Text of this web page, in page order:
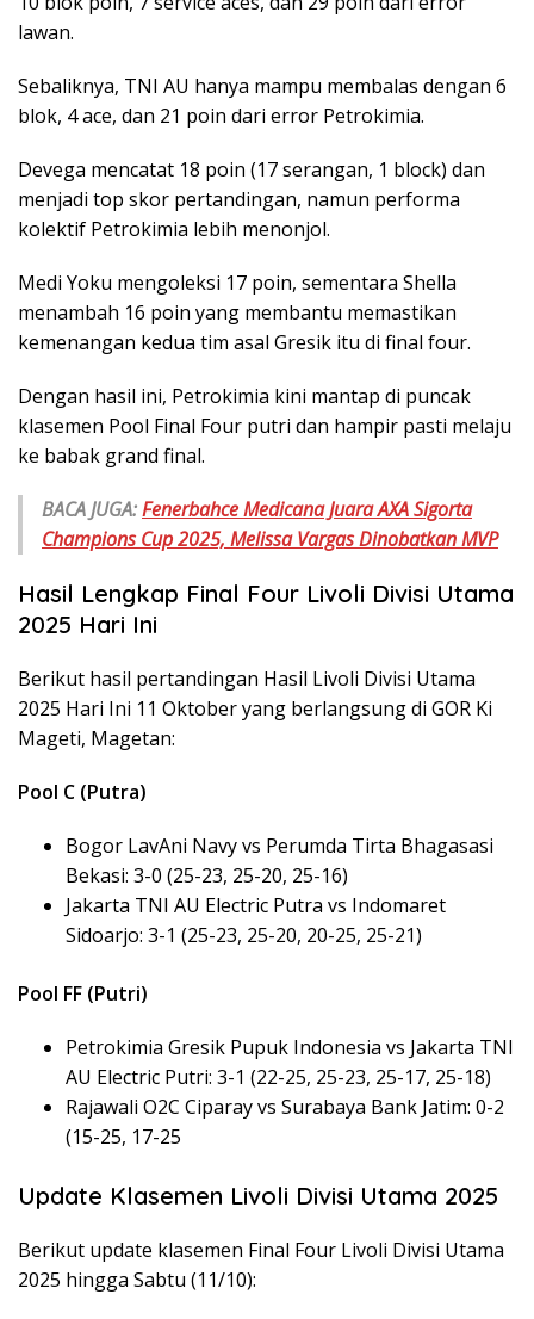
lawan.
Sebaliknya, TNI AU hanya mampu membalas dengan 6
blok, 4 ace, dan 21 poin dari error Petrokimia.
Devega mencatat 18 poin (17 serangan, 1 block) dan
menjadi top skor pertandingan, namun performa
kolektif Petrokimia lebih menonjol.
Medi Yoku mengoleksi 17 poin, sementara Shella
menambah 16 poin yang membantu memastikan
kemenangan kedua tim asal Gresik itu di final four.
Dengan hasil ini, Petrokimia kini mantap di puncak
klasemen Pool Final Four putri dan hampir pasti melaju
ke babak grand final.
BACA JUGA:Fenerbahce Medicana Juara AXA Sigorta
Champions Cup 2025, Melissa Vargas Dinobatkan MVP
Hasil Lengkap Final Four Livoli Divisi Utama
2025 Hari Ini
Berikut hasil pertandingan Hasil Livoli Divisi Utama
2025 Hari Ini 11 Oktober yang berlangsung di GOR Ki
Mageti, Magetan:
Pool C (Putra)
Bogor LavAni Navy vs Perumda Tirta Bhagasasi
Bekasi: 3-0 (25-23, 25-20, 25-16)
Jakarta TNI AU Electric Putra vs Indomaret
Sidoarjo: 3-1 (25-23, 25-20, 20-25, 25-21)
Pool FF (Putri)
Petrokimia Gresik Pupuk Indonesia vs Jakarta TNI
AU Electric Putri: 3-1 (22-25, 25-23, 25-17, 25-18)
Rajawali O2C Ciparay vs Surabaya Bank Jatim: 0-2
(15-25, 17-25
Update Klasemen Livoli Divisi Utama 2025
Berikut update klasemen Final Four Livoli Divisi Utama
2025 hingga Sabtu (11/10):